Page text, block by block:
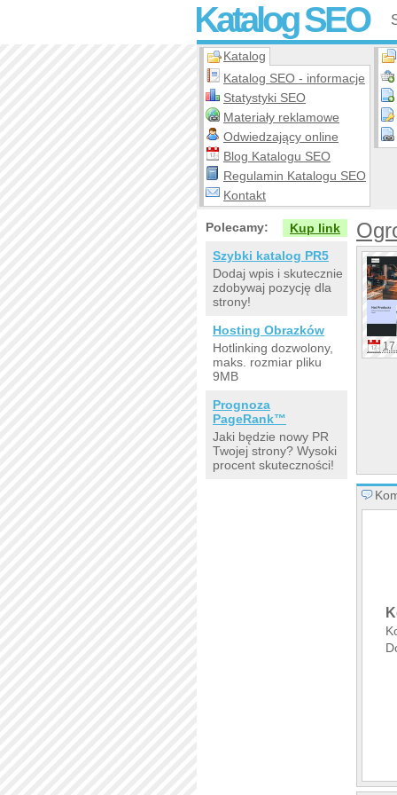
Katalog SEO
Katalog
Katalog SEO - informacje
Statystyki SEO
Materiały reklamowe
Odwiedzający online
Blog Katalogu SEO
Regulamin Katalogu SEO
Kontakt
17
Polecamy:
Kup link
Szybki katalog PR5
Dodaj wpis i skutecznie
zdobywaj pozycję dla
strony!
Hosting Obrazków
Hotlinking dozwolony,
maks. rozmiar pliku
9MB
Prognoza
PageRank™
Jaki będzie nowy PR
Twojej strony? Wysoki
procent skuteczności!